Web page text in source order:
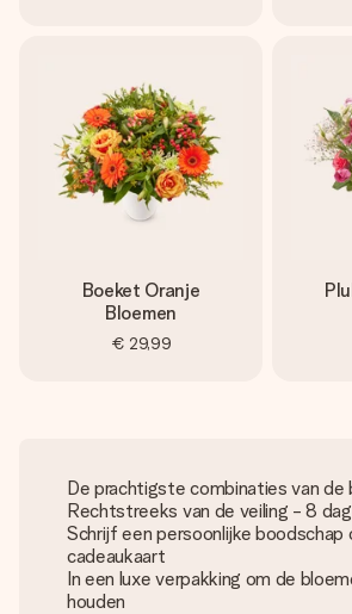
Boeket Oranje
Bloemen
€ 29,99
De prachtigste combinaties van
Rechtstreeks van de veiling - 8
Schrijf een persoonlijke boodschap
cadeaukaart
In een luxe verpakking om de
houden